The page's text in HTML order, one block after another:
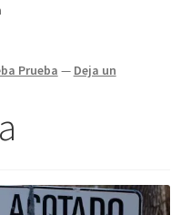
Prueba — Deja un